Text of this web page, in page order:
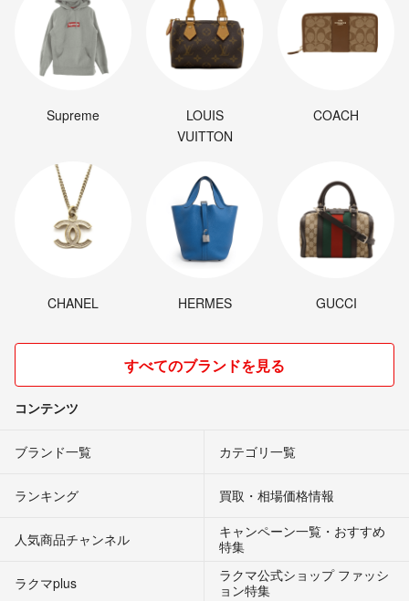
Supreme
LOUIS
VUITTON
COACH
CHANEL HERMES GUCCI
すべてのブランドを見る
コンテンツ
ブランド一覧 カテゴリ一覧
ランキング 買取・相場価格情報
人気商品チャンネル
キャンペーン一覧・おすすめ
特集
ラクマplus
ラクマ公式ショップ ファッシ
ョン特集